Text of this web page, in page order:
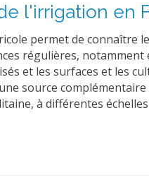
l'irrigation en
permet de connaître
régulières, notamment
et les surfaces et les
source
à différentes